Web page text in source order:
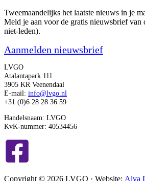
Tweemaandelijks het laatste nieuws in je
Meld je aan voor de gratis nieuwsbrief
niet-leden).
Aanmelden nieuwsbrief
LVGO
Atalantapark 111
3905 KR Veenendaal
E-mail: info@lvgo.nl
+31 (0)6 28 28 36 59
Handelsnaam: LVGO
KvK-nummer: 40534456
Copyright © 2026 LVGO · Website: Alva